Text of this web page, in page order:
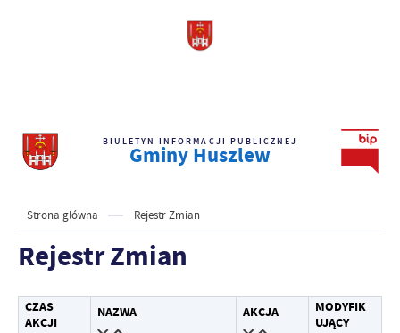
BIULETYN INFORMACJI PUBLICZNEJ
Gminy Huszlew
Strona główna Rejestr Zmian
Rejestr Zmian
CZAS
AKCJI
NAZWA AKCJA
MODYFIK
UJĄCY